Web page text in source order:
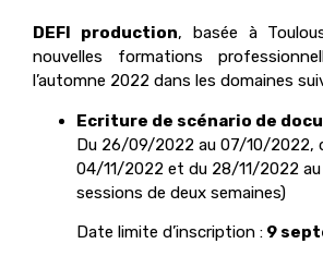
DEFI production, basée à
nouvelles formations
l’automne 2022 dans les domaines
Ecriture de scénario de
Du 26/09/2022 au 07/10/2022,
04/11/2022 et du 28/11/2022
sessions de deux semaines)
Date limite d’inscription : 9